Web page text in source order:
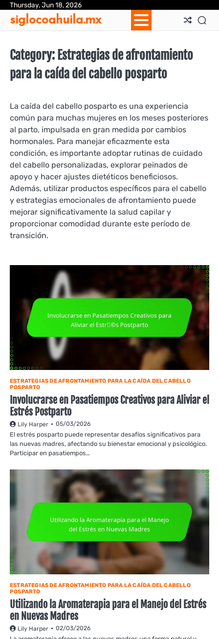
Skip
content
Thursday, Jun 18, 2026
siglocoahuila.mx
Category: Estrategias de afrontamiento
para la caída del cabello posparto
La caída del cabello posparto es una experiencia
común para muchas mujeres en los meses posteriores
al parto, impulsada en gran medida por cambios
hormonales. Para manejar eficazmente esta
condición, es importante adoptar rutinas de cuidado
del cabello personalizadas, explorar peinados de
apoyo y hacer ajustes dietéticos beneficiosos.
Además, utilizar productos específicos para el cabello
y estrategias emocionales de afrontamiento puede
mejorar significativamente la salud capilar y
proporcionar comodidad durante este período de
transición.
ESTRATEGIAS DE AFRONTAMIENTO PARA LA CAÍDA DEL CABELLO
POSPARTO
Involucrarse en Pasatiempos Creativos para Aliviar el
Estrés Postparto
Lily Harper 05/03/2026
El estrés posparto puede representar desafíos significativos para
las nuevas madres, afectando su bienestar emocional y psicológico.
Participar en pasatiempos…
ESTRATEGIAS DE AFRONTAMIENTO PARA LA CAÍDA DEL CABELLO
POSPARTO
Utilizando la Aromaterapia para el Manejo del Estrés
en Nuevas Madres
Lily Harper 02/03/2026